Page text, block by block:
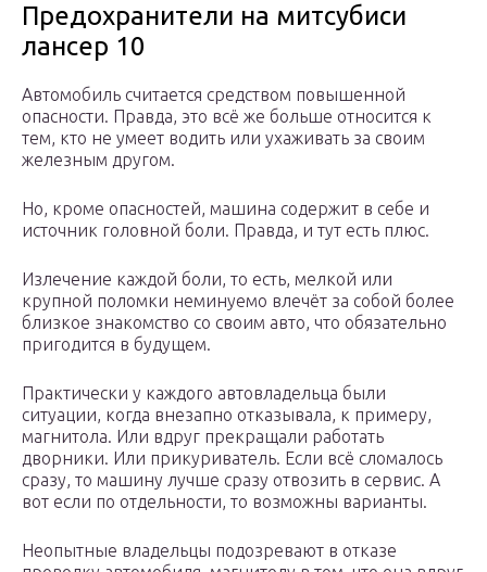
Предохранители на митсубиси
лансер 10
Автомобиль считается средством повышенной
опасности. Правда, это всё же больше относится к
тем, кто не умеет водить или ухаживать за своим
железным другом.
Но, кроме опасностей, машина содержит в себе и
источник головной боли. Правда, и тут есть плюс.
Излечение каждой боли, то есть, мелкой или
крупной поломки неминуемо влечёт за собой более
близкое знакомство со своим авто, что обязательно
пригодится в будущем.
Практически у каждого автовладельца были
ситуации, когда внезапно отказывала, к примеру,
магнитола. Или вдруг прекращали работать
дворники. Или прикуриватель. Если всё сломалось
сразу, то машину лучше сразу отвозить в сервис. А
вот если по отдельности, то возможны варианты.
Неопытные владельцы подозревают в отказе